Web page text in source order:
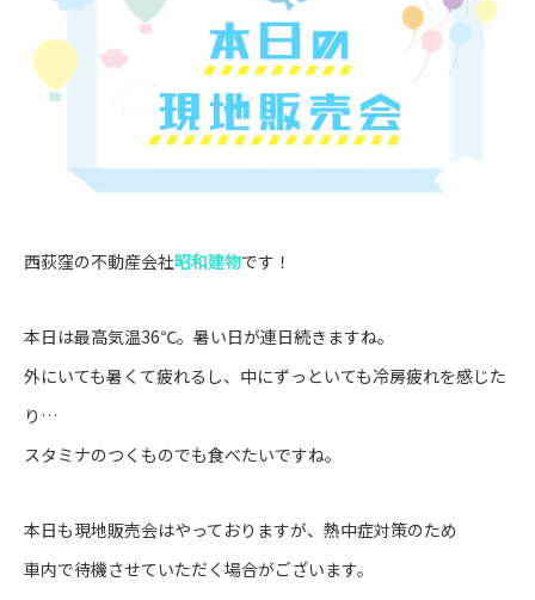
西荻窪の不動産会社昭和建物です！
本日は最高気温36℃。暑い日が連日続きますね。
外にいても暑くて疲れるし、中にずっといても冷房疲れを感じた
り…
スタミナのつくものでも食べたいですね。
本日も現地販売会はやっておりますが、熱中症対策のため
車内で待機させていただく場合がございます。